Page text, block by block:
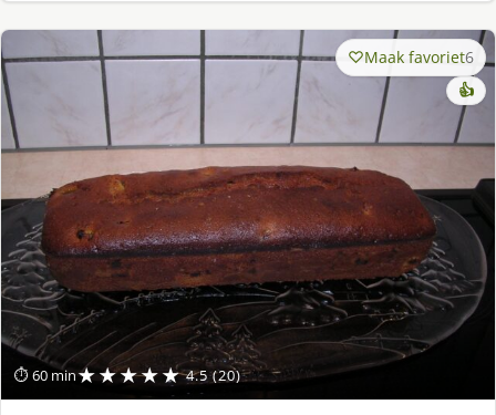
⏱ 60 min★★★★★ 4.5 (20)
Maak favoriet6
👍